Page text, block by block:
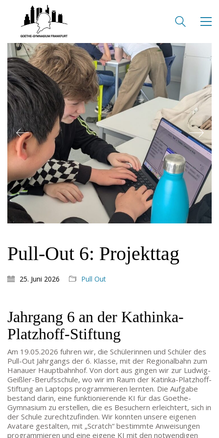
Pull-Out 6: Projekttag
25. Juni 2026 Pull Out
Jahrgang 6 an der Kathinka-
Platzhoff-Stiftung
Am 19.05.2026 fuhren wir, die Schülerinnen und Schüler des
Pull-Out Jahrgangs der 6. Klasse, mit der Regionalbahn zum
Hanauer Hauptbahnhof. Von dort aus gingen wir zur Ludwig-
Geißler-Berufsschule, wo wir im Raum der Katinka-Platzhoff-
Stiftung an Laptops programmieren lernten. Die Aufgabe
bestand darin, eine funktionierende KI für das Goethe-
Gymnasium zu erstellen, die es Besuchern erleichtert, sich in
der Schule zurechtzufinden. Wir konnten unsere eigenen
Avatare gestalten, mit „Scratch“ bestimmte Anweisungen
programmieren und eine eigene KI mit den notwendigen
DATENSCHUTZ →
KONTAKT
SEKRETARIAT
Silke Neugebauer, Jonas Lehmann
Mo bis Fr 8:00 – 14:00 Uhr
TEL:069-212 – 369 44
TEL: 069-212 – 335 25
MAIL:
poststelle.goethe-gymnasium@stadt-frankfurt.de
DEPENDANCE
Beethovenstraße 8-10
SEKRETARIAT AUßENSTELLE
Melanie Jakob, Angela Thönissen
Fr: 9:30 – 13:30 Uhr
SCHULLEITUNG
Schulleiterin: Dr. Ute Utech (OStD’n)
stellv. Schulleitung: nn
Studienleiter:Marco Penirschke (StD)
Erweiterte Schulleitung: Hans-Dieter Bunger (StD),
Anette Reifenberg (StD’n), Elke Heidl-Charmillon
(StD’n)